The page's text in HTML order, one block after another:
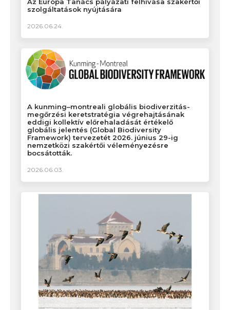
szolgáltatások nyújtására
2026.06.24.
A kunming–montreali globális biodiverzitás-
megőrzési keretstratégia végrehajtásának
eddigi kollektív előrehaladását értékelő
globális jelentés (Global Biodiversity
Framework) tervezetét 2026. június 29-ig
nemzetközi szakértői véleményezésre
bocsátották.
2026.06.03.